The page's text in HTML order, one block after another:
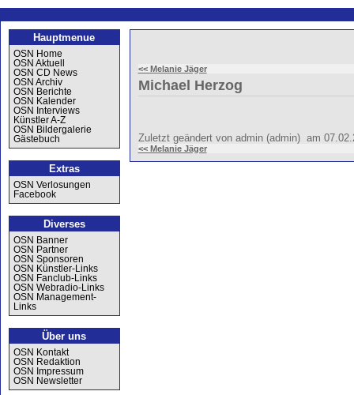
Hauptmenue
OSN Home
OSN Aktuell
OSN CD News
OSN Archiv
OSN Berichte
OSN Kalender
OSN Interviews
Künstler A-Z
OSN Bildergalerie
Gästebuch
Extras
OSN Verlosungen
Facebook
Diverses
OSN Banner
OSN Partner
OSN Sponsoren
OSN Künstler-Links
OSN Fanclub-Links
OSN Webradio-Links
OSN Management-
Links
Über uns
OSN Kontakt
OSN Redaktion
OSN Impressum
OSN Newsletter
<< Melanie Jäger
Michael Herzog
Zuletzt geändert von admin (admin) am
<< Melanie Jäger